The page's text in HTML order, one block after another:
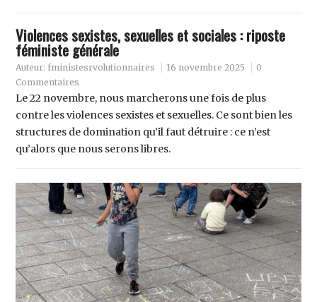
Violences sexistes, sexuelles et sociales : riposte
féministe générale
Auteur: fministesrvolutionnaires 16 novembre 2025
0
Commentaires
Le 22 novembre, nous marcherons une fois de plus
contre les violences sexistes et sexuelles. Ce sont bien les
structures de domination qu’il faut détruire : ce n’est
qu’alors que nous serons libres.